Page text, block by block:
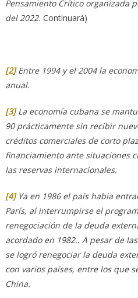
Pensamiento Crítico organizada
del 2022. Continuará)
[2] Entre 1994 y el 2004 la
anual.
[3]La economía cubana se
90 prácticamente sin recibir
créditos comerciales de corto
financiamiento ante situaciones
las reservas internacionales.
[4]Ya en 1986 el país había
París, al interrumpirse el
renegociación de la deuda
acordado en 1982.. A pesar de
se logró renegociar la deuda
con varios países, entre los que
China.